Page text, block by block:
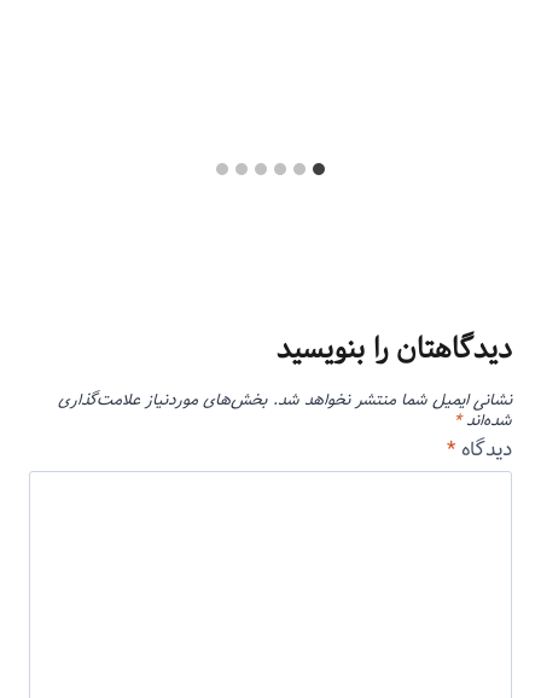
دیدگاهتان را بنویسید
نشانی ایمیل شما منتشر نخواهد شد. بخش‌های موردنیاز علامت‌گذاری
شده‌اند*
دیدگاه *